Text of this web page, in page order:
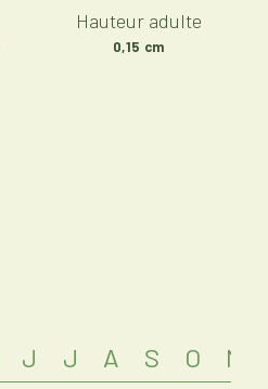
Hauteur adulte
0,15 cm
J J A S O N